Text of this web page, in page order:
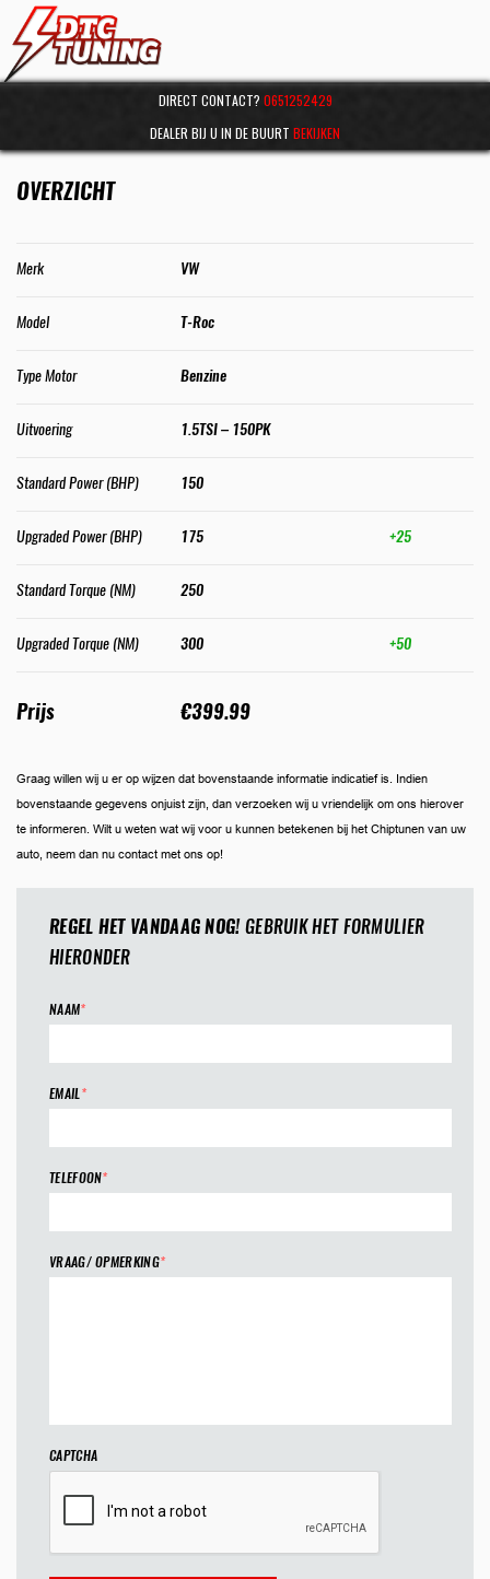
DIRECT CONTACT? 0651252429
DEALER BIJ U IN DE BUURT BEKIJKEN
OVERZICHT
Merk VW
Model T-Roc
Type Motor Benzine
Uitvoering 1.5TSI – 150PK
Standard Power (BHP) 150
Upgraded Power (BHP) 175 +25
Standard Torque (NM) 250
Upgraded Torque (NM) 300 +50
Prijs €399.99
Graag willen wij u er op wijzen dat bovenstaande informatie indicatief is. Indien
bovenstaande gegevens onjuist zijn, dan verzoeken wij u vriendelijk om ons hierover
te informeren. Wilt u weten wat wij voor u kunnen betekenen bij het Chiptunen van uw
auto, neem dan nu contact met ons op!
REGEL HET VANDAAG NOG!GEBRUIK HET FORMULIER
HIERONDER
NAAM*
EMAIL*
TELEFOON*
VRAAG/ OPMERKING*
CAPTCHA